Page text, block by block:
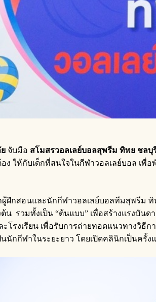
จับมือ สโมสรวอลเลย์บอลสุพรีม ทิพย ชลบุ
ให้กับเด็กที่สนใจในกีฬาวอลเลย์บอล เ
ผู้ฝึกสอนและนักกีฬาวอลเลย์บอลทีมสุพรีม ทิ
รวมทั้งเป็น “ต้นแบบ” เพื่อสร้างแรงบัน
โรงเรียน เพื่อรับการถ่ายทอดแนวทาง
นนักกีฬาในระยะยาว โดยเปิดคลินิกเป็น